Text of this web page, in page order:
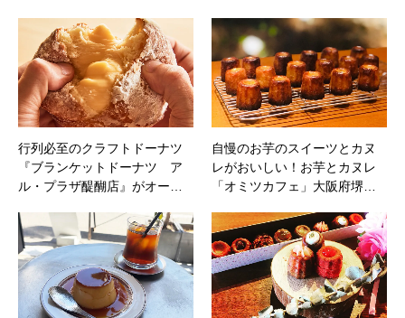
行列必至のクラフトドーナツ
『ブランケットドーナツ ア
ル・プラザ醍醐店』がオー…
自慢のお芋のスイーツとカヌ
レがおいしい！お芋とカヌレ
「オミツカフェ」大阪府堺…